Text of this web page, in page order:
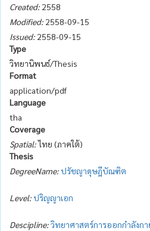
Created: 2558
Modified: 2558-09-15
Issued: 2558-09-15
Type
วิทยานิพนธ์/Thesis
Format
application/pdf
Language
tha
Coverage
Spatial:ไทย (ภาคใต้)
Thesis
DegreeName:ปรัชญาดุษฎีบัณฑิต
Level:ปริญญาเอก
Descipline:วิทยาศาสตร์การออกกำลังก